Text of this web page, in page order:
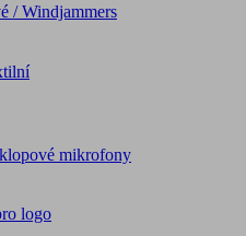
/ Windjammers
mikrofony
logo